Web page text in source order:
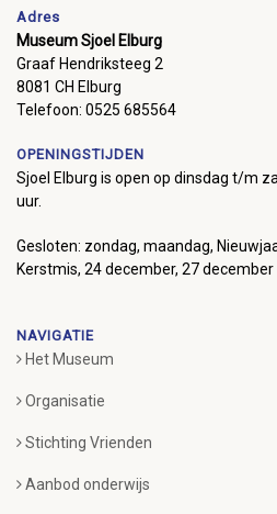
Adres
Museum Sjoel Elburg
Graaf Hendriksteeg 2
8081 CH Elburg
Telefoon: 0525 685564
OPENINGSTIJDEN
Sjoel Elburg is open op dinsdag t/m
uur.
Gesloten: zondag, maandag,
Kerstmis, 24 december, 27
NAVIGATIE
Het Museum
Organisatie
Stichting Vrienden
Aanbod onderwijs